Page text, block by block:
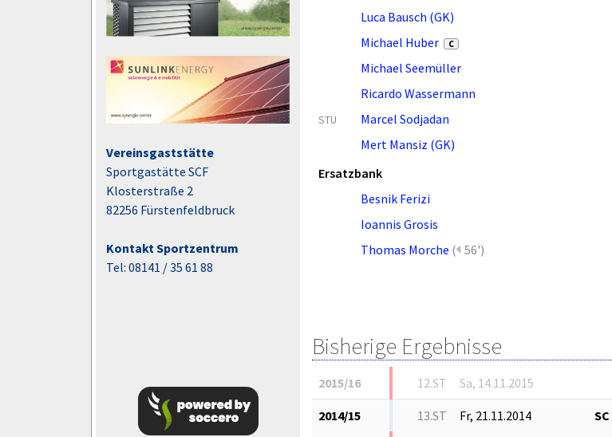
Vereinsgaststätte
Sportgastätte SCF
Klosterstraße 2
82256 Fürstenfeldbruck
Kontakt Sportzentrum
Tel: 08141 / 35 61 88
Luca Bausch (GK)
Michael Huber
C
Michael Seemüller
Ricardo Wassermann
STU
Marcel Sodjadan
Mert Mansiz (GK)
Ersatzbank
Besnik Ferizi
Ioannis Grosis
Thomas Morche ( 56')
Bisherige Ergebnisse
2015/16 12.ST Sa, 14.11.2015
2014/15 13.ST Fr, 21.11.2014